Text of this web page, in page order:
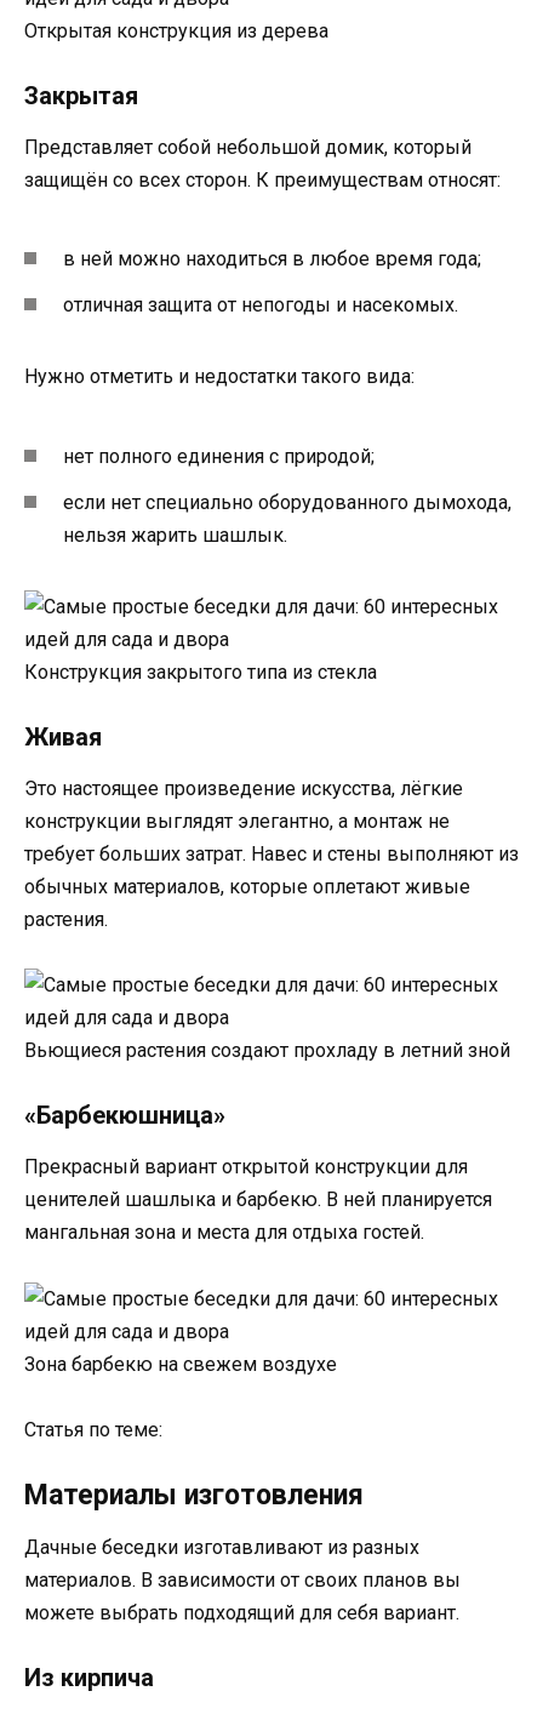
Открытая конструкция из дерева
Закрытая
Представляет собой небольшой домик, который
защищён со всех сторон. К преимуществам относят:
в ней можно находиться в любое время года;
отличная защита от непогоды и насекомых.
Нужно отметить и недостатки такого вида:
нет полного единения с природой;
если нет специально оборудованного дымохода,
нельзя жарить шашлык.
Конструкция закрытого типа из стекла
Живая
Это настоящее произведение искусства, лёгкие
конструкции выглядят элегантно, а монтаж не
требует больших затрат. Навес и стены выполняют из
обычных материалов, которые оплетают живые
растения.
Вьющиеся растения создают прохладу в летний зной
«Барбекюшница»
Прекрасный вариант открытой конструкции для
ценителей шашлыка и барбекю. В ней планируется
мангальная зона и места для отдыха гостей.
Зона барбекю на свежем воздухе
Статья по теме:
Материалы изготовления
Дачные беседки изготавливают из разных
материалов. В зависимости от своих планов вы
можете выбрать подходящий для себя вариант.
Из кирпича